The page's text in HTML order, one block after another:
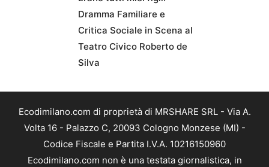
Dramma Familiare e
Critica Sociale in Scena al
Teatro Civico Roberto de
Silva
Ecodimilano.com di proprietà di MRSHARE SRL - Via A.
Volta 16 - Palazzo C, 20093 Cologno Monzese (MI) -
Codice Fiscale e Partita I.V.A. 10216150960
Ecodimilano.com non è una testata giornalistica, in